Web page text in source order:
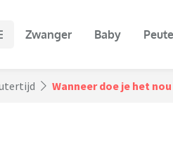
Zwanger Baby
Wanneer doe je het